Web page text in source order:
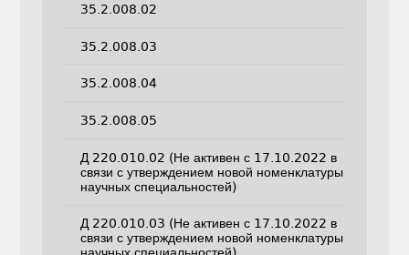
35.2.008.02
35.2.008.03
35.2.008.04
35.2.008.05
Д 220.010.02 (Не активен с 17.10.2022 в
связи с утверждением новой номенклатуры
научных специальностей)
Д 220.010.03 (Не активен с 17.10.2022 в
связи с утверждением новой номенклатуры